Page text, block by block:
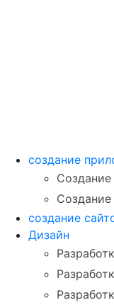
создание
создание
Дизайн